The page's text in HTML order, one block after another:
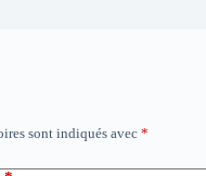
sont indiqués avec *